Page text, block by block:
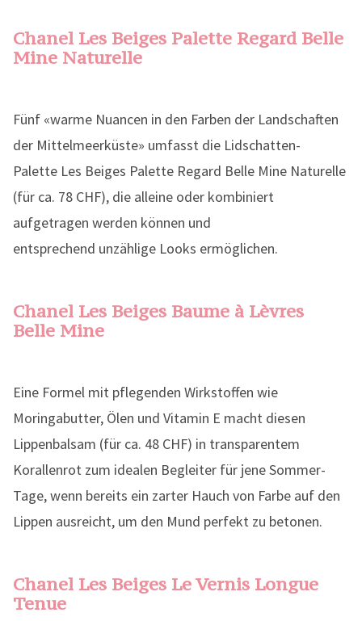
Chanel Les Beiges Palette Regard Belle
Mine Naturelle
Fünf «warme Nuancen in den Farben der Landschaften
der Mittelmeerküste» umfasst die Lidschatten-
Palette Les Beiges Palette Regard Belle Mine Naturelle
(für ca. 78 CHF), die alleine oder kombiniert
aufgetragen werden können und
entsprechend unzählige Looks ermöglichen.
Chanel Les Beiges Baume à Lèvres
Belle Mine
Eine Formel mit pflegenden Wirkstoffen wie
Moringabutter, Ölen und Vitamin E macht diesen
Lippenbalsam (für ca. 48 CHF) in transparentem
Korallenrot zum idealen Begleiter für jene Sommer-
Tage, wenn bereits ein zarter Hauch von Farbe auf den
Lippen ausreicht, um den Mund perfekt zu betonen.
Chanel Les Beiges Le Vernis Longue
Tenue